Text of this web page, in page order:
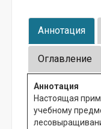
Аннотация
Оглавление
Аннотация
Настоящая
учебному